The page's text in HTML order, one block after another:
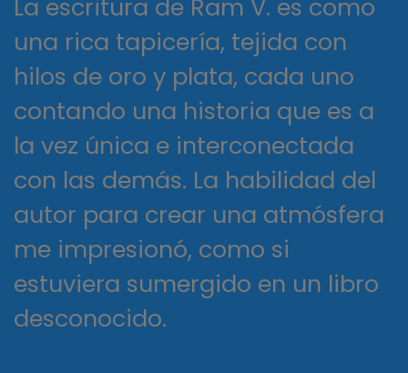
La escritura de Ram V. es como
una rica tapicería, tejida con
hilos de oro y plata, cada uno
contando una historia que es a
la vez única e interconectada
con las demás. La habilidad del
autor para crear una atmósfera
me impresionó, como si
estuviera sumergido en un libro
desconocido.